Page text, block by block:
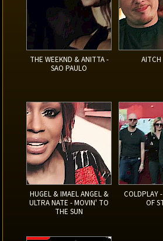
THE WEEKND & ANITTA -
SAO PAULO
AITCH
HUGEL & IMAEL ANGEL &
ULTRA NATE - MOVIN' TO
THE SUN
COLDPLAY
OF